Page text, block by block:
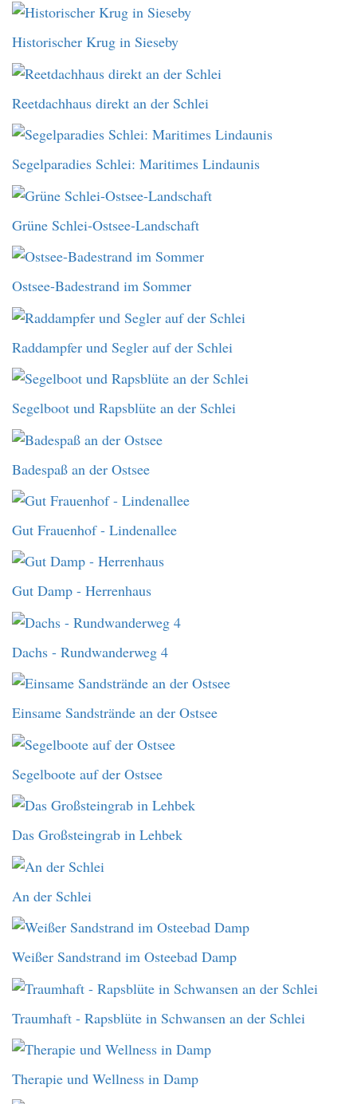
Historischer Krug in Sieseby
Reetdachhaus direkt an der Schlei
Segelparadies Schlei: Maritimes Lindaunis
Grüne Schlei-Ostsee-Landschaft
Ostsee-Badestrand im Sommer
Raddampfer und Segler auf der Schlei
Segelboot und Rapsblüte an der Schlei
Badespaß an der Ostsee
Gut Frauenhof - Lindenallee
Gut Damp - Herrenhaus
Dachs - Rundwanderweg 4
Einsame Sandstrände an der Ostsee
Segelboote auf der Ostsee
Das Großsteingrab in Lehbek
An der Schlei
Weißer Sandstrand im Osteebad Damp
Traumhaft - Rapsblüte in Schwansen an der Schlei
Therapie und Wellness in Damp